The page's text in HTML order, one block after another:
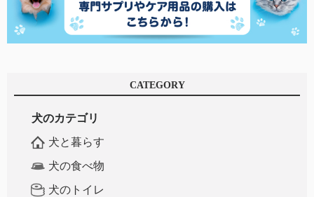
CATEGORY
犬のカテゴリ
犬と暮らす
犬の食べ物
犬のトイレ